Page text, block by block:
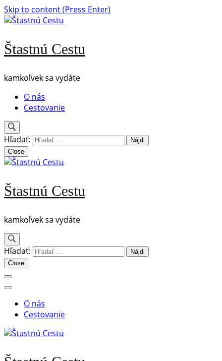
Skip to content (Press Enter)
Štastnú Cestu
kamkoľvek sa vydáte
O nás
Cestovanie
Hľadať:
Close
Štastnú Cestu
kamkoľvek sa vydáte
Hľadať:
Close
O nás
Cestovanie